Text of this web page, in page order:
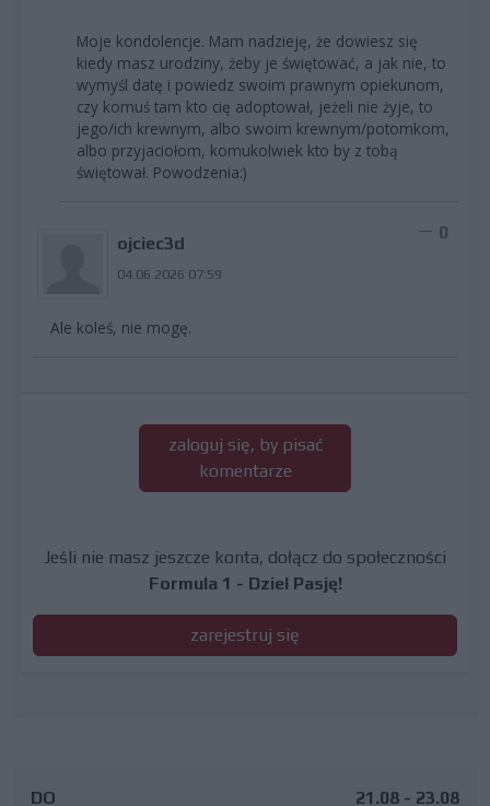
Moje kondolencje. Mam nadzieję, że dowiesz się
kiedy masz urodziny, żeby je świętować, a jak nie, to
wymyśl datę i powiedz swoim prawnym opiekunom,
czy komuś tam kto cię adoptował, jeżeli nie żyje, to
jego/ich krewnym, albo swoim krewnym/potomkom,
albo przyjaciołom, komukolwiek kto by z tobą
świętował. Powodzenia:)
ojciec3d
04.06.2026 07:59
0
Ale koleś, nie mogę.
zaloguj się, by pisać
komentarze
Jeśli nie masz jeszcze konta, dołącz do społeczności
Formula 1 - Dziel Pasję!
zarejestruj się
DO 21.08 - 23.08